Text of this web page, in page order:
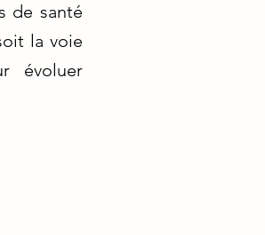
de santé
la voie
évoluer